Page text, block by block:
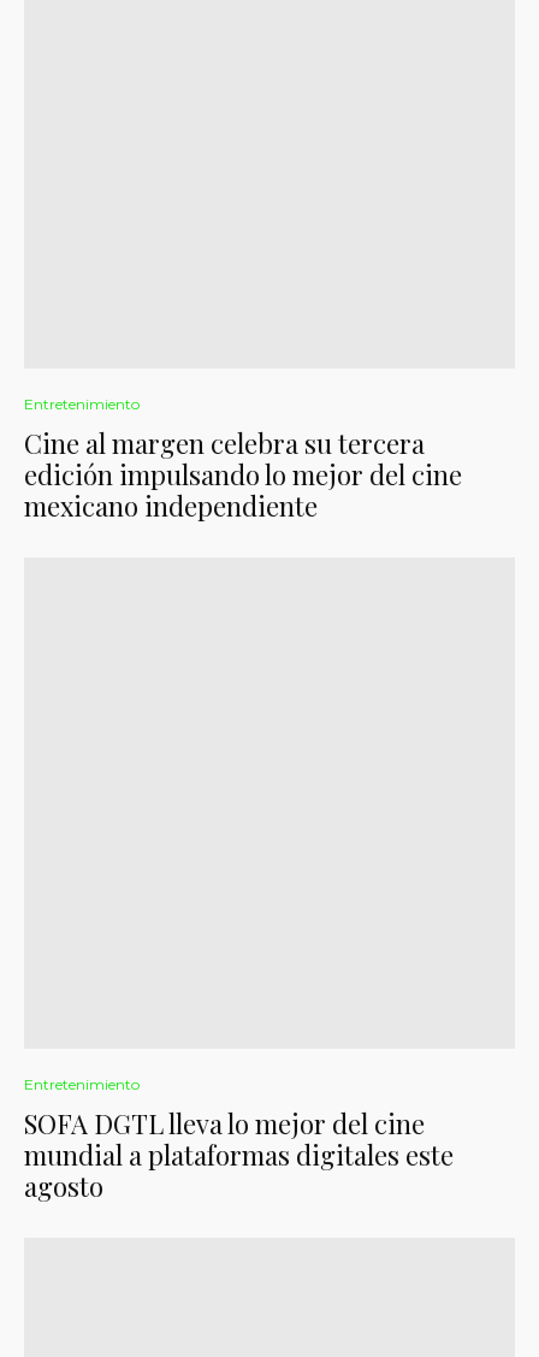
Entretenimiento
Cine al margen celebra su tercera
edición impulsando lo mejor del cine
mexicano independiente
Entretenimiento
SOFA DGTL lleva lo mejor del cine
mundial a plataformas digitales este
agosto